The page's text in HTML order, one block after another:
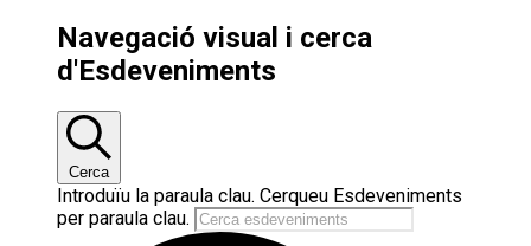
Navegació visual i cerca
d'Esdeveniments
Cerca
Introduïu la paraula clau. Cerqueu Esdeveniments
per paraula clau.